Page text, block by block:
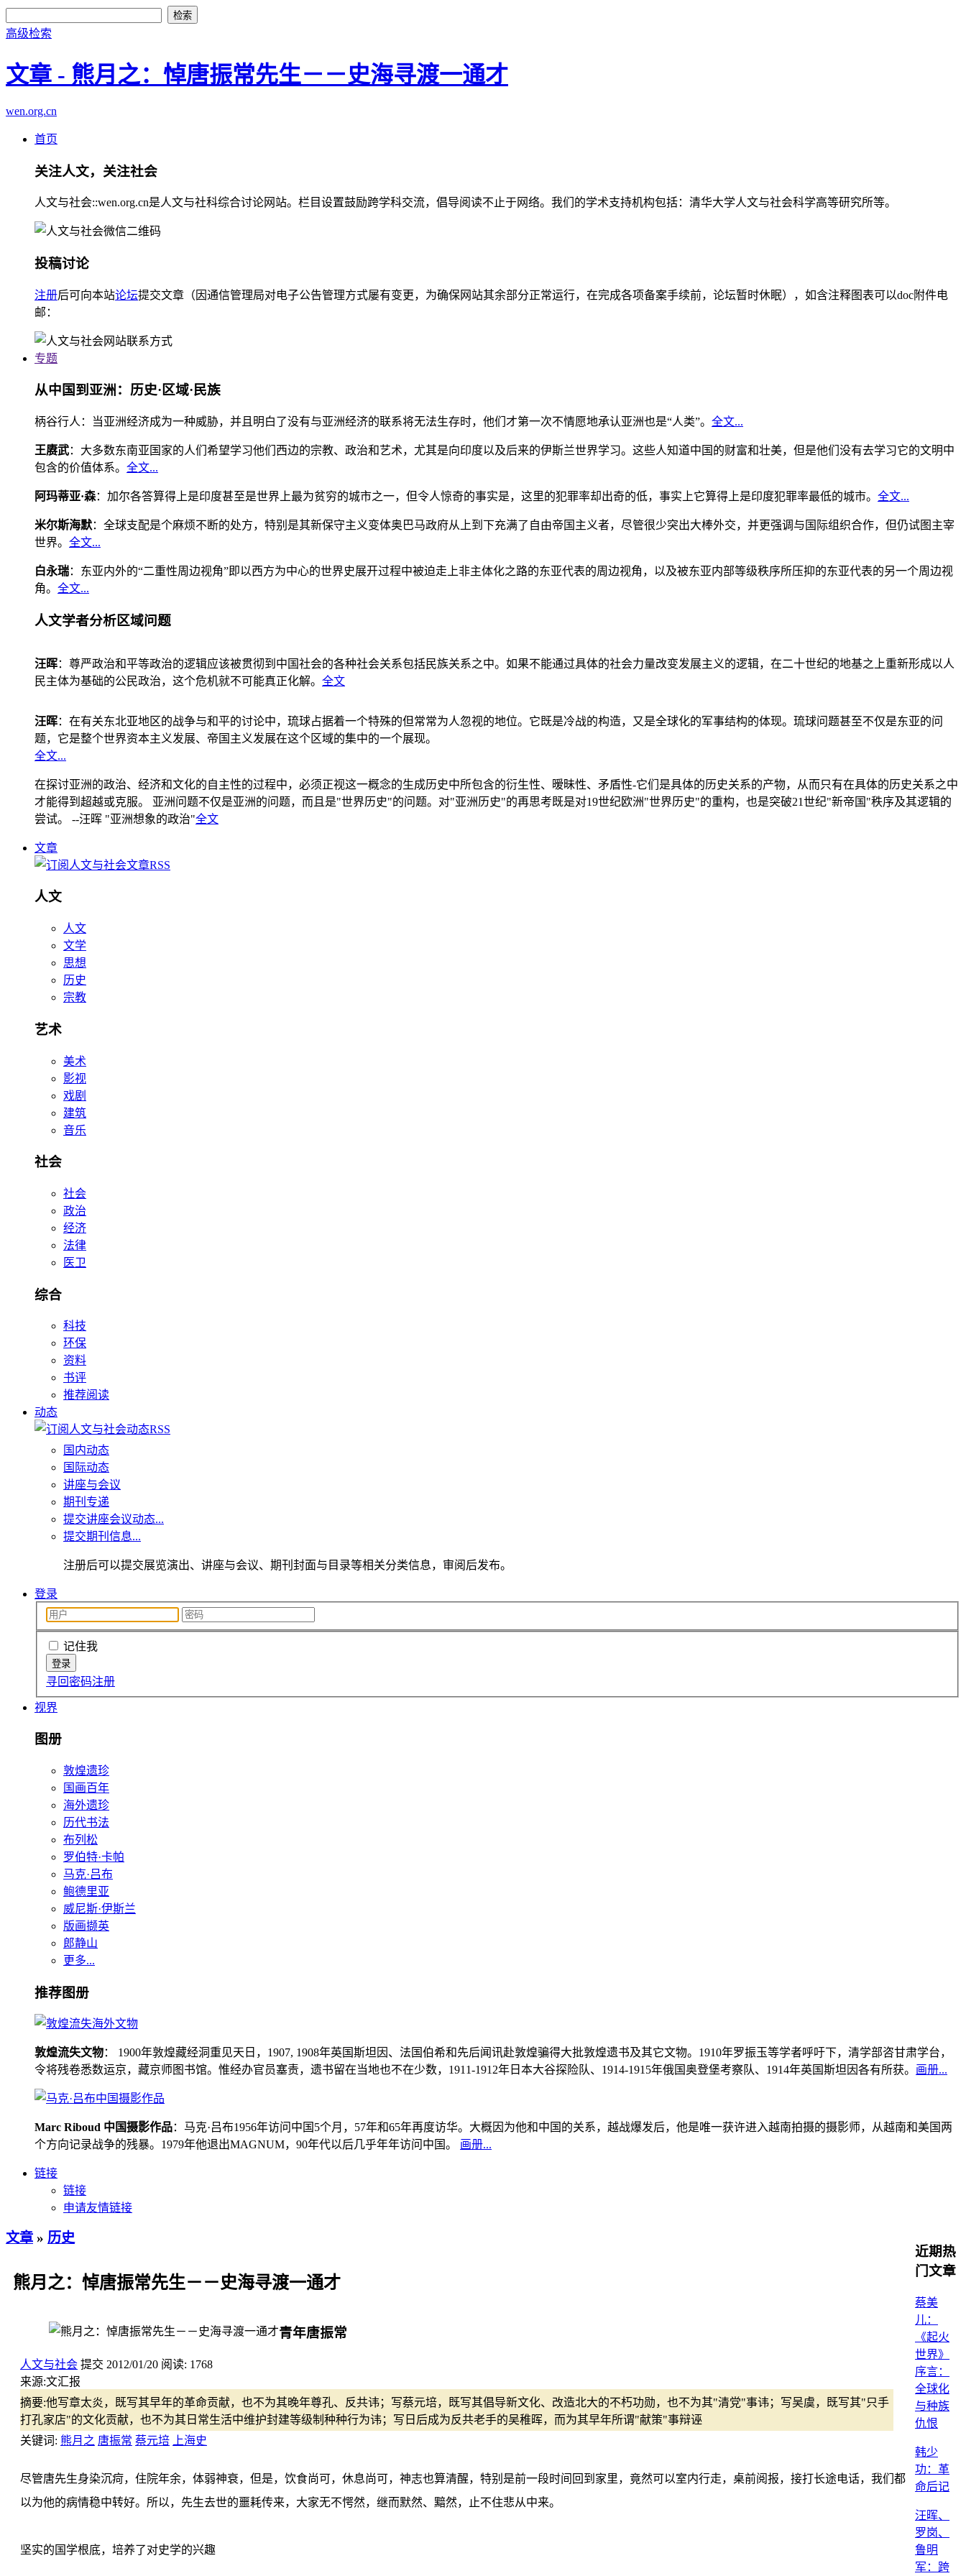
高级检索
文章 - 熊月之：悼唐振常先生－－史海寻渡一通才
wen.org.cn
首页
关注人文，关注社会
人文与社会::wen.org.cn是人文与社科综合讨论网站。栏目设置鼓励跨学科交流，倡导阅读不止于网络。我们的学术支持机构包括：清华大学人文与社会科学高等研究所等。
投稿讨论
注册后可向本站论坛提交文章（因通信管理局对电子公告管理方式屡有变更，为确保网站其余部分正常运行，在完成各项备案手续前，论坛暂时休眠），如含注释图表可以doc附件电
邮：
专题
从中国到亚洲：历史·区域·民族
柄谷行人：当亚洲经济成为一种威胁，并且明白了没有与亚洲经济的联系将无法生存时，他们才第一次不情愿地承认亚洲也是“人类”。 全文...
王赓武：大多数东南亚国家的人们希望学习他们西边的宗教、政治和艺术，尤其是向印度以及后来的伊斯兰世界学习。这些人知道中国的财富和壮美，但是他们没有去学习它的文明中
包含的价值体系。 全文...
阿玛蒂亚·森：加尔各答算得上是印度甚至是世界上最为贫穷的城市之一，但令人惊奇的事实是，这里的犯罪率却出奇的低，事实上它算得上是印度犯罪率最低的城市。 全文...
米尔斯海默：全球支配是个麻烦不断的处方，特别是其新保守主义变体奥巴马政府从上到下充满了自由帝国主义者，尽管很少突出大棒外交，并更强调与国际组织合作，但仍试图主宰
世界。 全文...
白永瑞：东亚内外的“二重性周边视角”即以西方为中心的世界史展开过程中被迫走上非主体化之路的东亚代表的周边视角，以及被东亚内部等级秩序所压抑的东亚代表的另一个周边视
角。 全文...
人文学者分析区域问题
汪晖：尊严政治和平等政治的逻辑应该被贯彻到中国社会的各种社会关系包括民族关系之中。如果不能通过具体的社会力量改变发展主义的逻辑，在二十世纪的地基之上重新形成以人
民主体为基础的公民政治，这个危机就不可能真正化解。 全文
汪晖：在有关东北亚地区的战争与和平的讨论中，琉球占据着一个特殊的但常常为人忽视的地位。它既是冷战的构造，又是全球化的军事结构的体现。琉球问题甚至不仅是东亚的问
题，它是整个世界资本主义发展、帝国主义发展在这个区域的集中的一个展现。
全文...
在探讨亚洲的政治、经济和文化的自主性的过程中，必须正视这一概念的生成历史中所包含的衍生性、暧昧性、矛盾性-它们是具体的历史关系的产物，从而只有在具体的历史关系之中
才能得到超越或克服。 亚洲问题不仅是亚洲的问题，而且是"世界历史"的问题。对"亚洲历史"的再思考既是对19世纪欧洲"世界历史"的重构，也是突破21世纪"新帝国"秩序及其逻辑的
尝试。 --汪晖 "亚洲想象的政治"全文
文章
人文
人文
文学
思想
历史
宗教
艺术
美术
影视
戏剧
建筑
音乐
社会
社会
政治
经济
法律
医卫
综合
科技
环保
资料
书评
推荐阅读
动态
国内动态
国际动态
讲座与会议
期刊专递
提交讲座会议动态...
提交期刊信息...
注册后可以提交展览演出、讲座与会议、期刊封面与目录等相关分类信息，审阅后发布。
登录
记住我
寻回密码注册
视界
图册
敦煌遗珍
国画百年
海外遗珍
历代书法
布列松
罗伯特·卡帕
马克·吕布
鲍德里亚
威尼斯·伊斯兰
版画撷英
郎静山
更多...
推荐图册
敦煌流失文物： 1900年敦煌藏经洞重见天日，1907, 1908年英国斯坦因、法国伯希和先后闻讯赴敦煌骗得大批敦煌遗书及其它文物。1910年罗振玉等学者呼吁下，清学部咨甘肃学台，
令将残卷悉数运京，藏京师图书馆。惟经办官员塞责，遗书留在当地也不在少数，1911-1912年日本大谷探险队、1914-1915年俄国奥登堡考察队、1914年英国斯坦因各有所获。 画册...
Marc Riboud 中国摄影作品：马克·吕布1956年访问中国5个月，57年和65年再度访华。大概因为他和中国的关系，越战爆发后，他是唯一获许进入越南拍摄的摄影师，从越南和美国两
个方向记录战争的残暴。1979年他退出MAGNUM，90年代以后几乎年年访问中国。 画册...
链接
链接
申请友情链接
文章 » 历史
熊月之：悼唐振常先生－－史海寻渡一通才
青年唐振常
人文与社会 提交 2012/01/20 阅读: 1768
来源:文汇报
摘要:他写章太炎，既写其早年的革命贡献，也不为其晚年尊孔、反共讳；写蔡元培，既写其倡导新文化、改造北大的不朽功勋，也不为其"清党"事讳；写吴虞，既写其"只手
打孔家店"的文化贡献，也不为其日常生活中维护封建等级制种种行为讳；写日后成为反共老手的吴稚晖，而为其早年所谓"献策"事辩诬
关键词: 熊月之 唐振常 蔡元培 上海史
尽管唐先生身染沉疴，住院年余，体弱神衰，但是，饮食尚可，休息尚可，神志也算清醒，特别是前一段时间回到家里，竟然可以室内行走，桌前阅报，接打长途电话，我们都
以为他的病情稳中转好。所以，先生去世的噩耗传来，大家无不愕然，继而默然、黯然，止不住悲从中来。
坚实的国学根底，培养了对史学的兴趣
近期热
门文章
蔡美
儿：
《起火
世界》
序言：
全球化
与种族
仇恨
韩少
功：革
命后记
汪晖、
罗岗、
鲁明
军：跨